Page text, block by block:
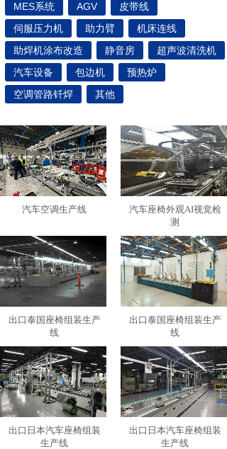
汽车空调生产线
汽车座椅外观AI视觉检
测
出口泰国座椅组装生产
线
出口泰国座椅组装生产
线
出口日本汽车座椅组装
生产线
出口日本汽车座椅组装
生产线
MES系统 AGV
皮带线
伺服压力机
助力臂
机床连线
助焊机涂布改造
静音房
超声波清洗机
汽车设备
包边机
预热炉
空调管路钎焊
其他